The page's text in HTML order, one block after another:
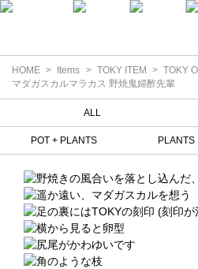
HOME Items TOKY ITEM TOKY
マダガスカルマラカス 野焼鬼婦酢先輩
ALL
POT + PLANTS PLANTS